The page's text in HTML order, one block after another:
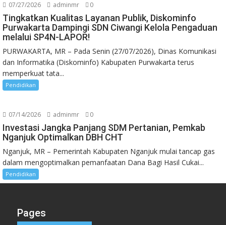
07/27/2026 adminmr 0
Tingkatkan Kualitas Layanan Publik, Diskominfo
Purwakarta Dampingi SDN Ciwangi Kelola Pengaduan
melalui SP4N-LAPOR!
PURWAKARTA, MR – Pada Senin (27/07/2026), Dinas Komunikasi
dan Informatika (Diskominfo) Kabupaten Purwakarta terus
memperkuat tata...
Pendidikan
07/14/2026 adminmr 0
Investasi Jangka Panjang SDM Pertanian, Pemkab
Nganjuk Optimalkan DBH CHT
Nganjuk, MR – Pemerintah Kabupaten Nganjuk mulai tancap gas
dalam mengoptimalkan pemanfaatan Dana Bagi Hasil Cukai...
Pendidikan
Pages